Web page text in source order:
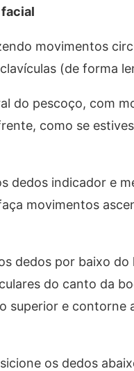
facial
movimentos
(de forma
do pescoço, com
como se
indicador e
movimentos
dedos por baixo do
do canto da
superior e
os dedos